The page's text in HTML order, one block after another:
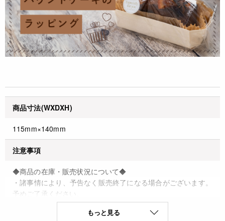
商品寸法(WXDXH)
115mm×140mm
注意事項
◆商品の在庫・販売状況について◆
・諸事情により、予告なく販売終了になる場合がございます。
予めご了承ください。
・当サイトに掲載されている商品は、ご購入可能な状態にあっ
ても必ずしも在庫を保証するものではありません。予めご了承
もっと見る